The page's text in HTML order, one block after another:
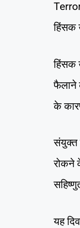
हिंसक
हिंसक
फैलाने
के
संयुक्त
रोकने
यह